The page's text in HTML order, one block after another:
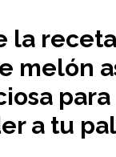
la
melón
para
a tu